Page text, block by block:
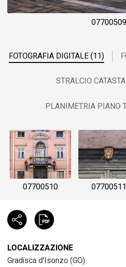
07700509
FOTOGRAFIA DIGITALE (11)
STRALCIO
PLANIMETRIA PIANO
07700510 07700511
LOCALIZZAZIONE
Gradisca d'Isonzo (GO)